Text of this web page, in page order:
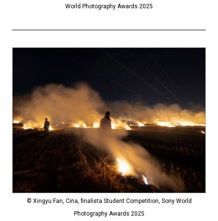
World Photography Awards 2025
© Xingyu Fan, Cina, finalista Student Competition, Sony World
Photography Awards 2025